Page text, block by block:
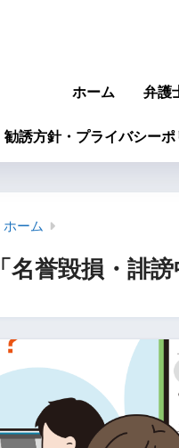
ホーム 弁護
勧誘方針・プライバシーポ
ホーム
「名誉毀損・誹